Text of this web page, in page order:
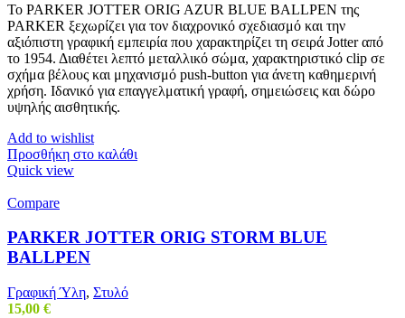
Το PARKER JOTTER ORIG AZUR BLUE BALLPEN της
PARKER ξεχωρίζει για τον διαχρονικό σχεδιασμό και την
αξιόπιστη γραφική εμπειρία που χαρακτηρίζει τη σειρά Jotter από
το 1954. Διαθέτει λεπτό μεταλλικό σώμα, χαρακτηριστικό clip σε
σχήμα βέλους και μηχανισμό push-button για άνετη καθημερινή
χρήση. Ιδανικό για επαγγελματική γραφή, σημειώσεις και δώρο
υψηλής αισθητικής.
Add to wishlist
Προσθήκη στο καλάθι
Quick view
Compare
PARKER JOTTER ORIG STORM BLUE
BALLPEN
Γραφική Ύλη, Στυλό
15,00 €